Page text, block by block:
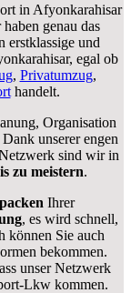
in Afyonkarahisar
genau das
erstklassige und
egal ob
, Privatumzug,
handelt.
Organisation
unserer engen
sind wir in
zu meistern.
Ihrer
, es wird schnell,
können Sie auch
bekommen.
unser Netzwerk
Lkw kommen.